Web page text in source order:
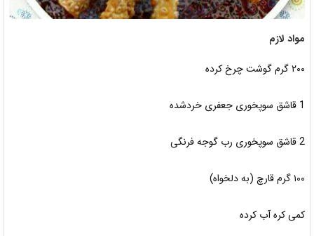
مواد لازم
۲۰۰ گرم گوشت چرخ کرده
1 قاشق سوپخوری جعفری خردشده
2 قاشق سوپخوری رب گوجه فرنگی
۱۰۰ گرم قارچ (به دلخواه)
کمی کره آب کرده